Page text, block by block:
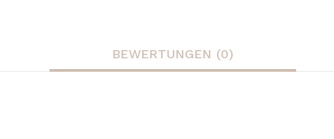
BEWERTUNGEN (0)